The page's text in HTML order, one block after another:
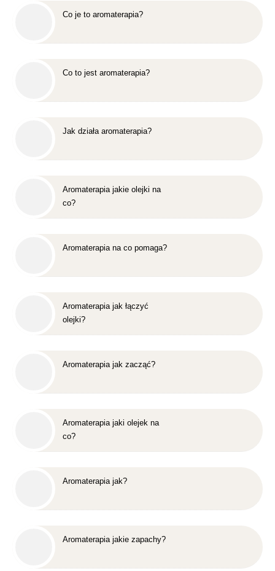
Co je to aromaterapia?
Co to jest aromaterapia?
Jak działa aromaterapia?
Aromaterapia jakie olejki na
co?
Aromaterapia na co pomaga?
Aromaterapia jak łączyć
olejki?
Aromaterapia jak zacząć?
Aromaterapia jaki olejek na
co?
Aromaterapia jak?
Aromaterapia jakie zapachy?